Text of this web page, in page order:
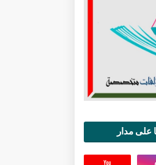
على مدار